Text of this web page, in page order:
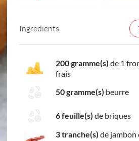
Ingredients
200 gramme(s) de 1
frais
50 gramme(s) beurre
6 feuille(s) de briques
3 tranche(s) de jambon